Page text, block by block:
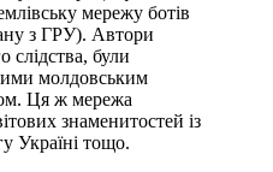
мережу ботів
з ГРУ). Автори
слідства, були
молдовським
Ця ж мережа
знаменитостей із
Україні тощо.